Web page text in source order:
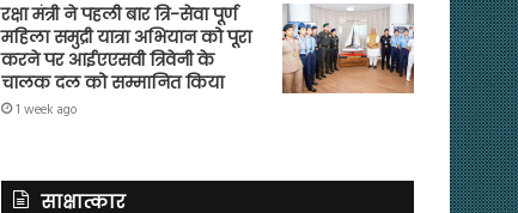
रक्षा मंत्री ने पहली बार त्रि-सेवा पूर्ण
महिला समुद्री यात्रा अभियान को पूरा
करने पर आईएएसवी त्रिवेनी के
चालक दल को सम्मानित किया
1 week ago
साक्षात्कार